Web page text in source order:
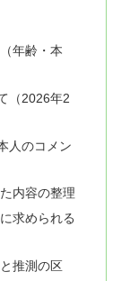
年齢・本
（2026年2
人のコメン
内容の整理
求められる
推測の区